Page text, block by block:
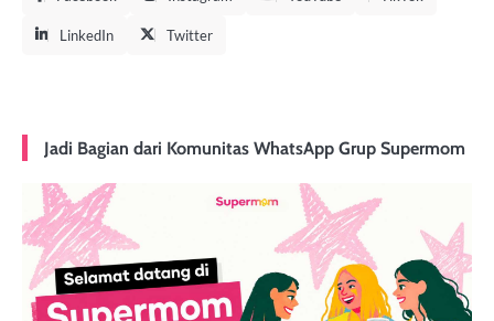
LinkedIn Twitter
Jadi Bagian dari Komunitas WhatsApp Grup Supermom